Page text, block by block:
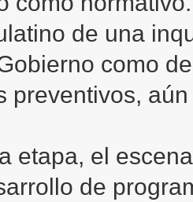
de una
como
preventivos,
etapa, el
de